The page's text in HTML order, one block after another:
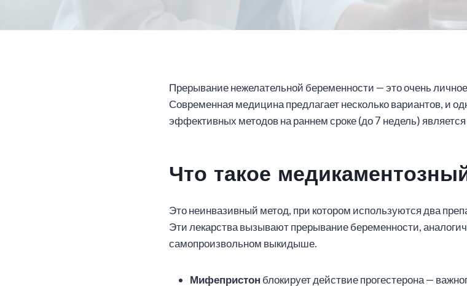
Прерывание нежелательной беременности — это очень
Современная медицина предлагает несколько вариантов, и
эффективных методов на раннем сроке (до 7 недель) является
Что такое
Это неинвазивный метод, при котором используются два
Эти лекарства вызывают прерывание беременности,
самопроизвольном выкидыше.
Мифепристон блокирует действие прогестерона —